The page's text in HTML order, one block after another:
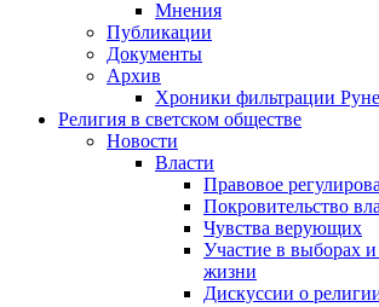
Мнения
Публикации
Документы
Архив
Хроники фильтрации
Религия в светском обществе
Новости
Власти
Правовое
Покровительство
Чувства верующих
Участие в выборах
жизни
Дискуссии о